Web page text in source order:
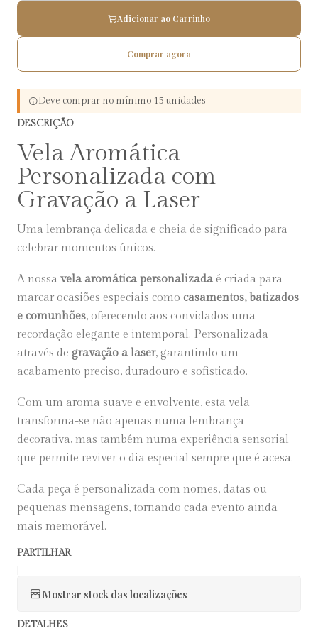
Adicionar ao Carrinho
Comprar agora
Deve comprar no mínimo 15 unidades
DESCRIÇÃO
Vela Aromática
Personalizada com
Gravação a Laser
Uma lembrança delicada e cheia de significado para
celebrar momentos únicos.
A nossa vela aromática personalizada é criada para
marcar ocasiões especiais como casamentos, batizados
e comunhões, oferecendo aos convidados uma
recordação elegante e intemporal. Personalizada
através de gravação a laser, garantindo um
acabamento preciso, duradouro e sofisticado.
Com um aroma suave e envolvente, esta vela
transforma-se não apenas numa lembrança
decorativa, mas também numa experiência sensorial
que permite reviver o dia especial sempre que é acesa.
Cada peça é personalizada com nomes, datas ou
pequenas mensagens, tornando cada evento ainda
mais memorável.
PARTILHAR
Mostrar stock das localizações
DETALHES